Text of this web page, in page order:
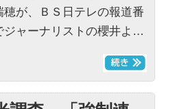
が、ＢＳ日テレの報道番
ジャーナリストの櫻井よ…